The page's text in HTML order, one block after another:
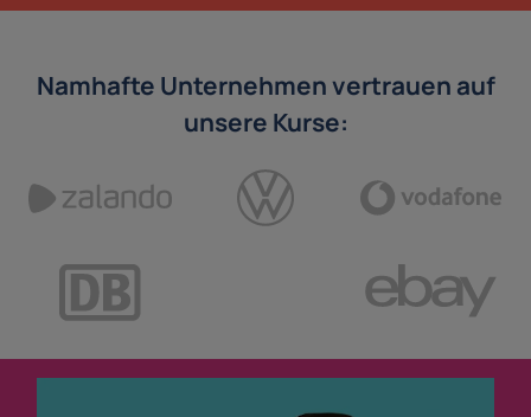
Namhafte Unternehmen vertrauen auf
unsere Kurse: